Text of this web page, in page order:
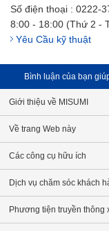
Số điện thoại : 0222-
8:00 - 18:00 (Thứ 2 -
Yêu Cầu kỹ thuật
Bình luận của bạn
Giới thiệu về MISUMI
Về trang Web này
Các công cụ hữu ích
Dịch vụ chăm sóc khách
Phương tiện truyền thông